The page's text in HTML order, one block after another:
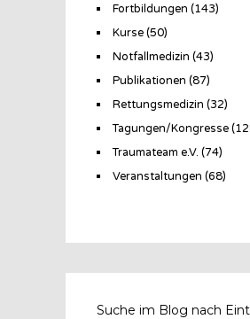
Fortbildungen (143)
Kurse(50)
Notfallmedizin (43)
Publikationen (87)
Rettungsmedizin (32)
Tagungen/Kongresse
Traumateam e.V. (74)
Veranstaltungen (68)
Suche im Blog nach